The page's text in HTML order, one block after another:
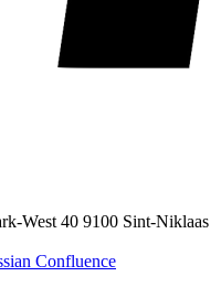
West 40 9100 Sint-Niklaas
Confluence